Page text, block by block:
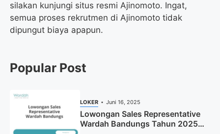
silakan kunjungi situs resmi Ajinomoto. Ingat,
semua proses rekrutmen di Ajinomoto tidak
dipungut biaya apapun.
Popular Post
LOKER Juni 16, 2025
Lowongan Sales Representative
Wardah Bandungs Tahun 2025